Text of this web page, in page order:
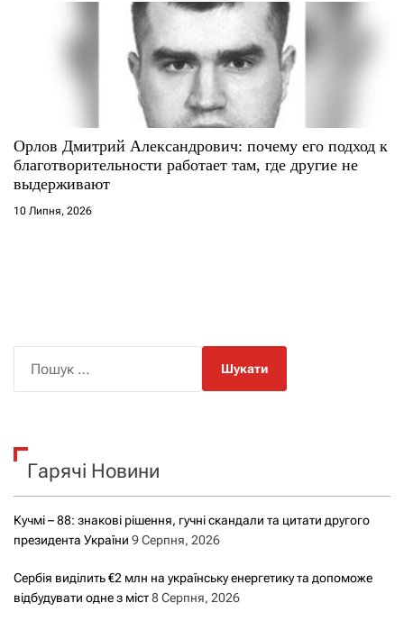
Орлов Дмитрий Александрович: почему его подход к
благотворительности работает там, где другие не
выдерживают
10 Липня, 2026
к
Гарячі Новини
Кучмі – 88: знакові рішення, гучні скандали та цитати другого
президента України 9 Серпня, 2026
Сербія виділить €2 млн на українську енергетику та допоможе
відбудувати одне з міст8 Серпня, 2026